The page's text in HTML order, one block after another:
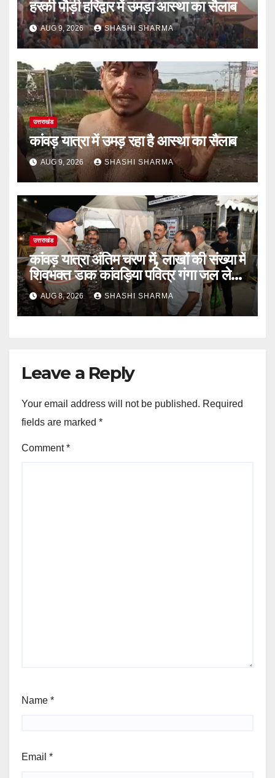
हरकी पौड़ी हरिद्वार में उमड़ा आस्था का सैलाब
AUG 9, 2026 SHASHI SHARMA
उत्तराखंड
कांवड़ यात्रा में उमड़ रहा है आस्था का सैलाब
AUG 9, 2026 SHASHI SHARMA
उत्तराखंड
कांवड़ यात्रा अंतिम चरण में, लाखों की संख्या में
शिवभक्त डाक कांवड़िया पवित्र गंगा जल लेने
हरिद्वार पहुंच रहे
AUG 8, 2026 SHASHI SHARMA
Leave a Reply
Your email address will not be published. Required
fields are marked *
Comment*
Name *
Email *